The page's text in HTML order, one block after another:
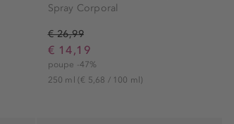
Spray Corporal
€ 26,99
€ 14,19
poupe -47%
250 ml (€ 5,68 / 100 ml)